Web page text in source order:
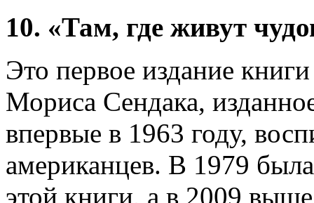
10. «Там, где живут
Это первое издание
Мориса Сендака,
впервые в 1963 году,
американцев. В 1979
этой книги, а в 2009